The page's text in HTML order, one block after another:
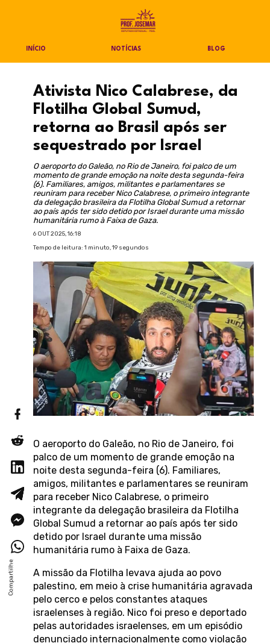
INÍCIO NOTÍCIAS BLOG
Ativista Nico Calabrese, da
Flotilha Global Sumud,
retorna ao Brasil após ser
sequestrado por Israel
O aeroporto do Galeão, no Rio de Janeiro, foi palco de um
momento de grande emoção na noite desta segunda-feira
(6). Familiares, amigos, militantes e parlamentares se
reuniram para receber Nico Calabrese, o primeiro integrante
da delegação brasileira da Flotilha Global Sumud a retornar
ao país após ter sido detido por Israel durante uma missão
humanitária rumo à Faixa de Gaza.
6 OUT 2025, 16:18
Tempo de leitura: 1 minuto, 19 segundos
O aeroporto do Galeão, no Rio de Janeiro, foi
palco de um momento de grande emoção na
noite desta segunda-feira (6). Familiares,
amigos, militantes e parlamentares se reuniram
para receber Nico Calabrese, o primeiro
integrante da delegação brasileira da Flotilha
Global Sumud a retornar ao país após ter sido
detido por Israel durante uma missão
humanitária rumo à Faixa de Gaza.
A missão da Flotilha levava ajuda ao povo
palestino, em meio à crise humanitária agravada
pelo cerco e pelos constantes ataques
israelenses à região. Nico foi preso e deportado
pelas autoridades israelenses, em um episódio
denunciado internacionalmente como violação